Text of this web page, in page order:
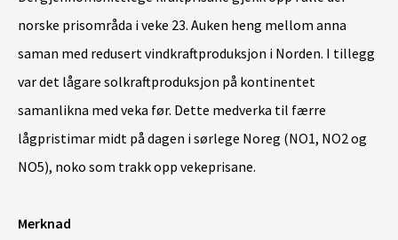
norske prisområda i veke 23. Auken heng mellom anna
saman med redusert vindkraftproduksjon i Norden. I tillegg
var det lågare solkraftproduksjon på kontinentet
samanlikna med veka før. Dette medverka til færre
lågpristimar midt på dagen i sørlege Noreg (NO1, NO2 og
NO5), noko som trakk opp vekeprisane.
Merknad